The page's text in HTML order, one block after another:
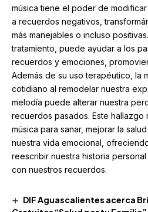
música tiene el poder de
a recuerdos negativos,
más manejables o incluso
tratamiento, puede ayudar a los
recuerdos y emociones,
Además de su uso terapéutico, la
cotidiano al remodelar nuestra
melodía puede alterar nuestra
recuerdos pasados. Este hallazgo
música para sanar, mejorar la
nuestra vida emocional,
reescribir nuestra historia
con nuestros recuerdos.
DIF Aguascalientes acerca